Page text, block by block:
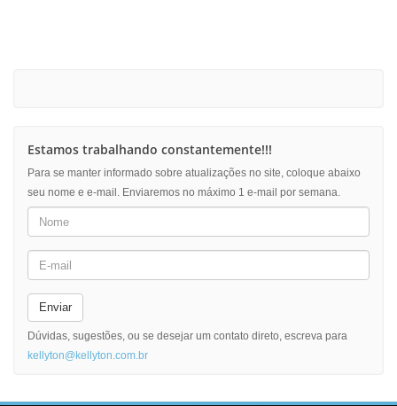
Estamos trabalhando constantemente!!!
Para se manter informado sobre atualizações no site, coloque abaixo
seu nome e e-mail. Enviaremos no máximo 1 e-mail por semana.
Enviar
Dúvidas, sugestões, ou se desejar um contato direto, escreva para
kellyton@kellyton.com.br